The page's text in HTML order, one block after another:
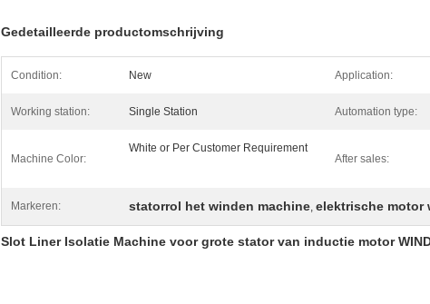
Gedetailleerde productomschrijving
Condition: New Application:
Working station: Single Station Automation type:
Machine Color:
White or Per Customer Requirement
After sales:
Markeren: statorrol het winden machine, elektrische motor
Slot Liner Isolatie Machine voor grote stator van inductie motor